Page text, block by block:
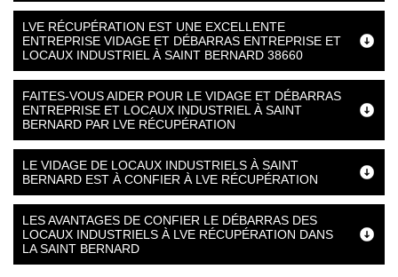
LVE RÉCUPÉRATION EST UNE EXCELLENTE
ENTREPRISE VIDAGE ET DÉBARRAS ENTREPRISE ET
LOCAUX INDUSTRIEL À SAINT BERNARD 38660
FAITES-VOUS AIDER POUR LE VIDAGE ET DÉBARRAS
ENTREPRISE ET LOCAUX INDUSTRIEL À SAINT
BERNARD PAR LVE RÉCUPÉRATION
LE VIDAGE DE LOCAUX INDUSTRIELS À SAINT
BERNARD EST À CONFIER À LVE RÉCUPÉRATION
LES AVANTAGES DE CONFIER LE DÉBARRAS DES
LOCAUX INDUSTRIELS À LVE RÉCUPÉRATION DANS
LA SAINT BERNARD